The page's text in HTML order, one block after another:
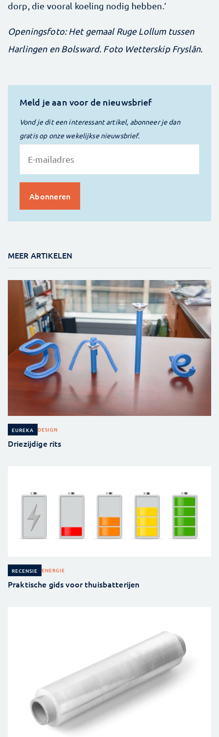
dorp, die vooral koeling nodig hebben.’
Openingsfoto: Het gemaal Ruge Lollum tussen
Harlingen en Bolsward. Foto Wetterskip Fryslân.
Meld je aan voor de nieuwsbrief
Vond je dit een interessant artikel, abonneer je dan
gratis op onze wekelijkse nieuwsbrief.
MEER ARTIKELEN
EUREKA DESIGN
Driezijdige rits
RECENSIE ENERGIE
Praktische gids voor thuisbatterijen